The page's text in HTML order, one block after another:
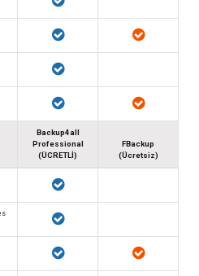
Backup4all
Professional
(ÜCRETLİ)
FBackup
(Ücretsiz)